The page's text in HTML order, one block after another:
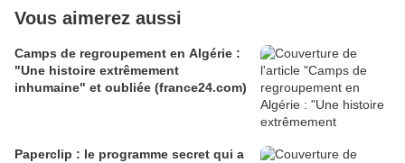
Vous aimerez aussi
Camps de regroupement en Algérie :
"Une histoire extrêmement
inhumaine" et oubliée (france24.com)
Paperclip : le programme secret qui a